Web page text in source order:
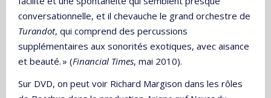
conversationnelle, et il chevauche le grand orchestre de
Turandot, qui comprend des percussions
supplémentaires aux sonorités exotiques, avec aisance
et beauté. » (Financial Times, mai 2010).
Sur DVD, on peut voir Richard Margison dans les rôles